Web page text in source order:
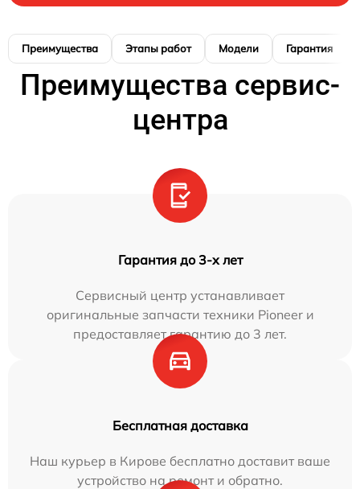
Преимущества Этапы работ Модели Гарантия
Преимущества сервис-
центра
Гарантия до 3-х лет
Сервисный центр устанавливает
оригинальные запчасти техники Pioneer и
предоставляет гарантию до 3 лет.
Бесплатная доставка
Наш курьер в Кирове бесплатно доставит ваше
устройство на ремонт и обратно.